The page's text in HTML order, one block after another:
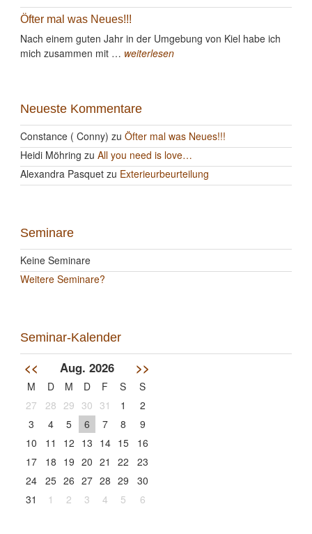
Öfter mal was Neues!!!
Nach einem guten Jahr in der Umgebung von Kiel habe ich
mich zusammen mit … weiterlesen
Neueste Kommentare
Constance ( Conny) zu Öfter mal was Neues!!!
Heidi Möhring zu All you need is love…
Alexandra Pasquetzu Exterieurbeurteilung
Seminare
Keine Seminare
Weitere Seminare?
Seminar-Kalender
<< Aug. 2026 >>
M D M D F S
S
27
28 29 30 31 1
2
3
4 5 6 7 8
9
10
11 12 13 14 15
16
17
18 19 20 21 22
23
24
25 26 27 28 29
30
31
1 2 3 4 5 6